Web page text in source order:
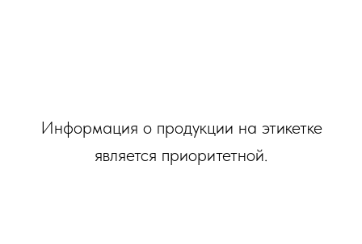
Информация о продукции на этикетке
является приоритетной.